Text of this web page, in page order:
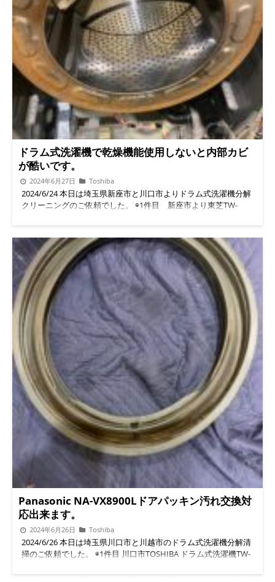
ドラム式洗濯機で乾燥機能使用しないと内部カビ
が酷いです。
2024年6月27日 Toshiba
2024/6/24 本日は埼玉県新座市と川口市よりドラム式洗濯機分解
クリーニングのご依頼でした。 ◉1件目 新座市より東芝TW-
★ドラム槽清掃後★ ◉2件目川口市よりSHARP ES-S7D臭いと洗濯
物から汚れ出ると分解クリーニング依頼です。 ★ドラム槽清掃
前(かなり汚れがあります)★ ★ドラム槽②汚れ★ ★ドラム槽清掃
後★ ★ドラム槽②清掃後★ ★脱水カバー清掃前★ ★脱水カバー
清掃後★ ★ドアパッキン交換前★ ★ドアパッキン比較★ ★ドア
パッキン交換後★ ◉本日2台共に乾燥機能を使ってなかったので
内部汚れも酷かったです。空運転で10分程乾燥機能は使った方が
いいです。 ◇◆◇◆◇◆◇◆◇◆◇◆◇◆◇◆◇◆◇◆◇ #便利
屋BUZZ #ドラム式洗濯機分解クリーニング/修理専門店 問い合わ
せは公式LINEよりお待ちしています。 公式
LINE→ https://lin.ee/5fihH7O
◇◆◇◆◇◆◇◆◇◆◇◆◇◆◇◆◇◆◇◆◇ 続きを読む
Panasonic NA-VX8900Lドアパッキン汚れ交換対
応出来ます。
2024年6月26日 Toshiba
2024/6/26 本日は埼玉県川口市と川越市のドラム式洗濯機分解清
掃のご依頼でした。 ◉1件目 川口市TOSHIBA ドラム式洗濯機TW-